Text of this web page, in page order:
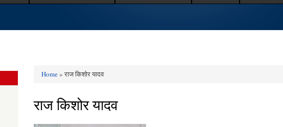
Home» राज किशोर यादव
राज किशोर यादव